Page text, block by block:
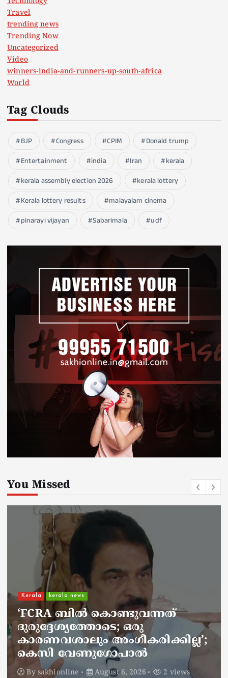
Travel
trending news
Trending Now
Uncategorized
Video
winners-india-and-runners-up-south-africa
World
Tag Clouds
BJP Congress CPIM
Donald trump
Entertainment
india Iran
kerala
kerala assembly election 2026
kerala lottery
Kerala lottery results
malayalam cinema
pinarayi vijayan
Sabarimala udf
You Missed
kerala news
ചാലിശേരിയില്‍ സര്‍ക്കാര്‍
ജനകീയ ആരോഗ്യകേന്ദ്രത്തില്‍
നഴ്സിന് അണലിയുടെ കടിയേറ്റു;
അണലിയുടെ കടിയേറ്റത്
ഡ്യൂട്ടിക്കിടെ
By sakhionline August 6, 2026 2 views